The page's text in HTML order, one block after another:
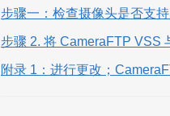
步骤一：检查摄像头是否支
步骤 2. 将 CameraFTP VSS
附录 1：进行更改；